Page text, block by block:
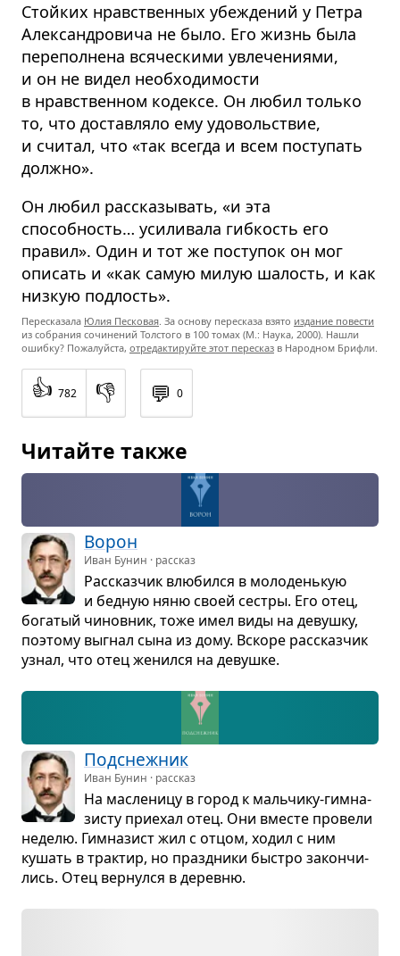
Стойких нравственных убеждений у Петра
Александровича не было. Его жизнь была
переполнена всяческими увлечениями,
и он не видел необходимости
в нравственном кодексе. Он любил только
то, что доставляло ему удовольствие,
и считал, что «так всегда и всем поступать
должно».
Он любил рассказывать, «и эта
способность… усиливала гибкость его
правил». Один и тот же поступок он мог
описать и «как самую милую шалость, и как
низкую подлость».
Пересказала Юлия Песковая. За основу пересказа взято издание повести
из собрания сочинений Толстого в 100 томах (М.: Наука, 2000). Нашли
ошибку? Пожалуйста, отредактируйте этот пересказ в Народном Брифли.
👍 782 👎 💬 0
Читайте также
Ворон
Иван Бунин · рассказ
Рас­сказ­чик влю­бился в моло­день­кую
и бед­ную няню своей сестры. Его отец,
бога­тый чинов­ник, тоже имел виды на девушку,
поэтому выгнал сына из дому. Вскоре рас­сказ­чик
узнал, что отец женился на девушке.
Под­снеж­ник
Иван Бунин · рассказ
На мас­ле­ницу в город к маль­чику-гим­на­
зи­сту при­е­хал отец. Они вме­сте про­вели
неделю. Гим­на­зист жил с отцом, ходил с ним
кушать в трак­тир, но празд­ники быстро закон­чи­
лись. Отец вер­нулся в деревню.